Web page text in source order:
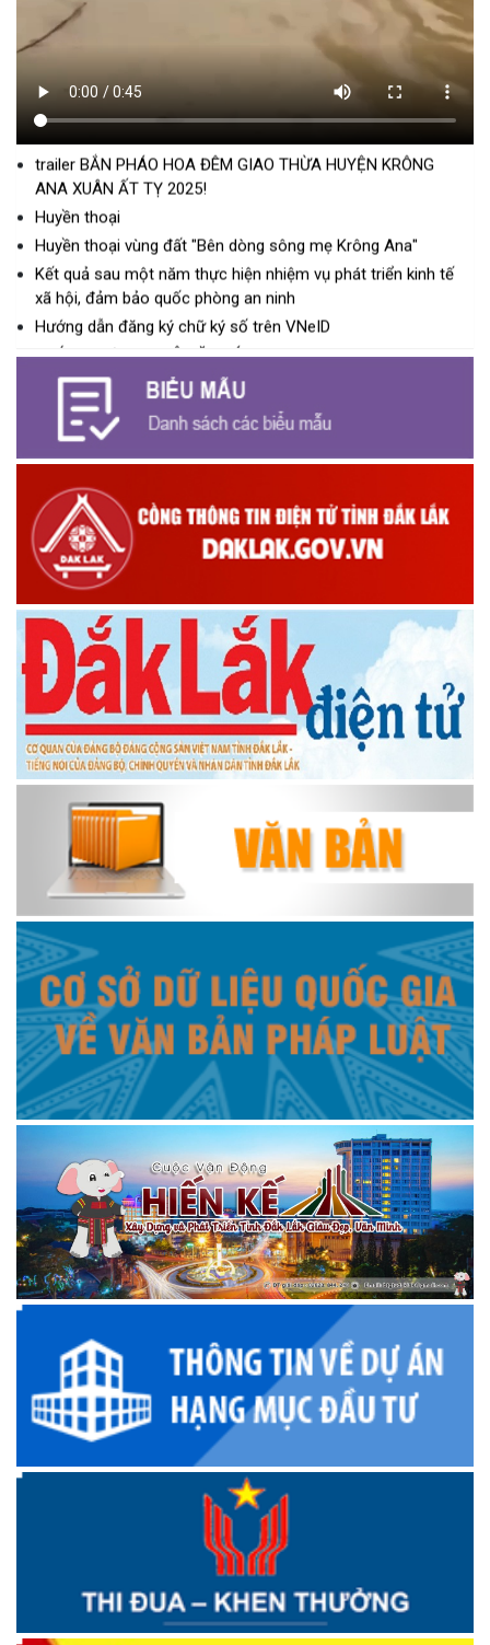
(17/06/2025)
9 NĂM 2025
trailer LỄ HỘI ĐUA THUYỀN NAM TRUYỀN THÔNG HUYỆN
ANA XUÂN ẤT TỴ 2025!
Huyền thoại
Huyền thoại vùng đất "Bên dòng sông mẹ Krông Ana"
Kết quả sau một năm thực hiện nhiệm vụ phát triển kinh tế
xã hội, đảm bảo quốc phòng an ninh
Hướng dẫn đăng ký chữ ký số trên VNeID
PHÓNG SỰ THCS LÊ VĂN TÁM
UBKT Huyện ủy Krông Ana 75 năm ngày thành lập ngành
Kiểm tra Đảng
PHÓNG SỰ XÃ EA NA SAU 11 NĂM XÂY DỰNG NÔNG THÔN
Kết quả sau 3 năm thực hiện Kế hoạch số 103 của UBND
PHÓNG SỰ 20 NĂM CÔNG TÁC KẾT NGHĨA
PHÓNG SỰ ĐẠI HỘI DÂN TỘC THIỂU SỐ SỬA LẦN 4
PHÓNG SỰ 43 NĂM THÀNH LẬP HUYỆN
Quy hoạch vùng huyện Krông Ana, tỉnh Đắk Lắk đến năm
2030, tầm nhìn đến năm 2050
Chiều Krông Ana Em Hát
Thông điệp truyền hình nCoV
Đua thuyền truyền thống Krông Ana - Đắk Lắk
Đua thuyền truyền thống Krông Ana
KRÔNG ANA YÊU THƯƠNG
Xã Krông Ana lấy sự hài lòng của người dân làm thước đo
trong cải cách hành chính
HƯƠNG CÀ PHÊ SẮC TÂY NGUYÊN Giai 1 FB
ĐĂK LĂK NƠI TÔI LỚN LÊN GIAI 2 TIKTOK
HÀNH TRÌNH TUYỆT ĐẸP CỦA HẠT CÀ PHÊ 2025
CÀ PHÊ ĐIỂM TỰA CỦA NHỮNG GIẤC MƠ Giai dac biet
CLIP GIỚI THIỆU LỄ HỘI CÀ PHÊ BUÔN MA THUỘT LẦN THỨ
9 NĂM 2025
Mừng xuân
trailer LỄ HỘI ĐUA THUYỀN NAM TRUYỀN THÔNG HUYỆN
KRÔNG ANA XUÂN ẤT TỴ 2025!
trailer BẮN PHÁO HOA ĐÊM GIAO THỪA HUYỆN KRÔNG
ANA XUÂN ẤT TỴ 2025!
Huyền thoại
Huyền thoại vùng đất "Bên dòng sông mẹ Krông Ana"
Kết quả sau một năm thực hiện nhiệm vụ phát triển kinh tế
xã hội, đảm bảo quốc phòng an ninh
Hướng dẫn đăng ký chữ ký số trên VNeID
PHÓNG SỰ THCS LÊ VĂN TÁM
UBKT Huyện ủy Krông Ana 75 năm ngày thành lập ngành
Kiểm tra Đảng
PHÓNG SỰ XÃ EA NA SAU 11 NĂM XÂY DỰNG NÔNG THÔN
MỚI
Kết quả sau 3 năm thực hiện Kế hoạch số 103 của UBND
PHÓNG SỰ 20 NĂM CÔNG TÁC KẾT NGHĨA
PHÓNG SỰ ĐẠI HỘI DÂN TỘC THIỂU SỐ SỬA LẦN 4
PHÓNG SỰ 43 NĂM THÀNH LẬP HUYỆN
Quy hoạch vùng huyện Krông Ana, tỉnh Đắk Lắk đến năm
2030, tầm nhìn đến năm 2050
Chiều Krông Ana Em Hát